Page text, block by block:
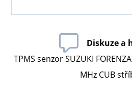
Diskuze a
TPMS senzor SUZUKI
MHz CUB